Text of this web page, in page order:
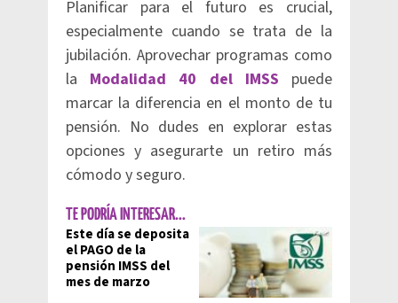
Planificar para el futuro es crucial,
especialmente cuando se trata de la
jubilación. Aprovechar programas como
la Modalidad 40 del IMSS puede
marcar la diferencia en el monto de tu
pensión. No dudes en explorar estas
opciones y asegurarte un retiro más
cómodo y seguro.
TE PODRÍA INTERESAR...
Este día se deposita
el PAGO de la
pensión IMSS del
mes de marzo